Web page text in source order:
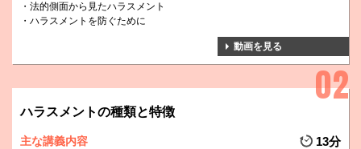
法的側面から見たハラスメント
ハラスメントを防ぐために
動画を見る
ハラスメントの種類と特徴
主な講義内容 13分